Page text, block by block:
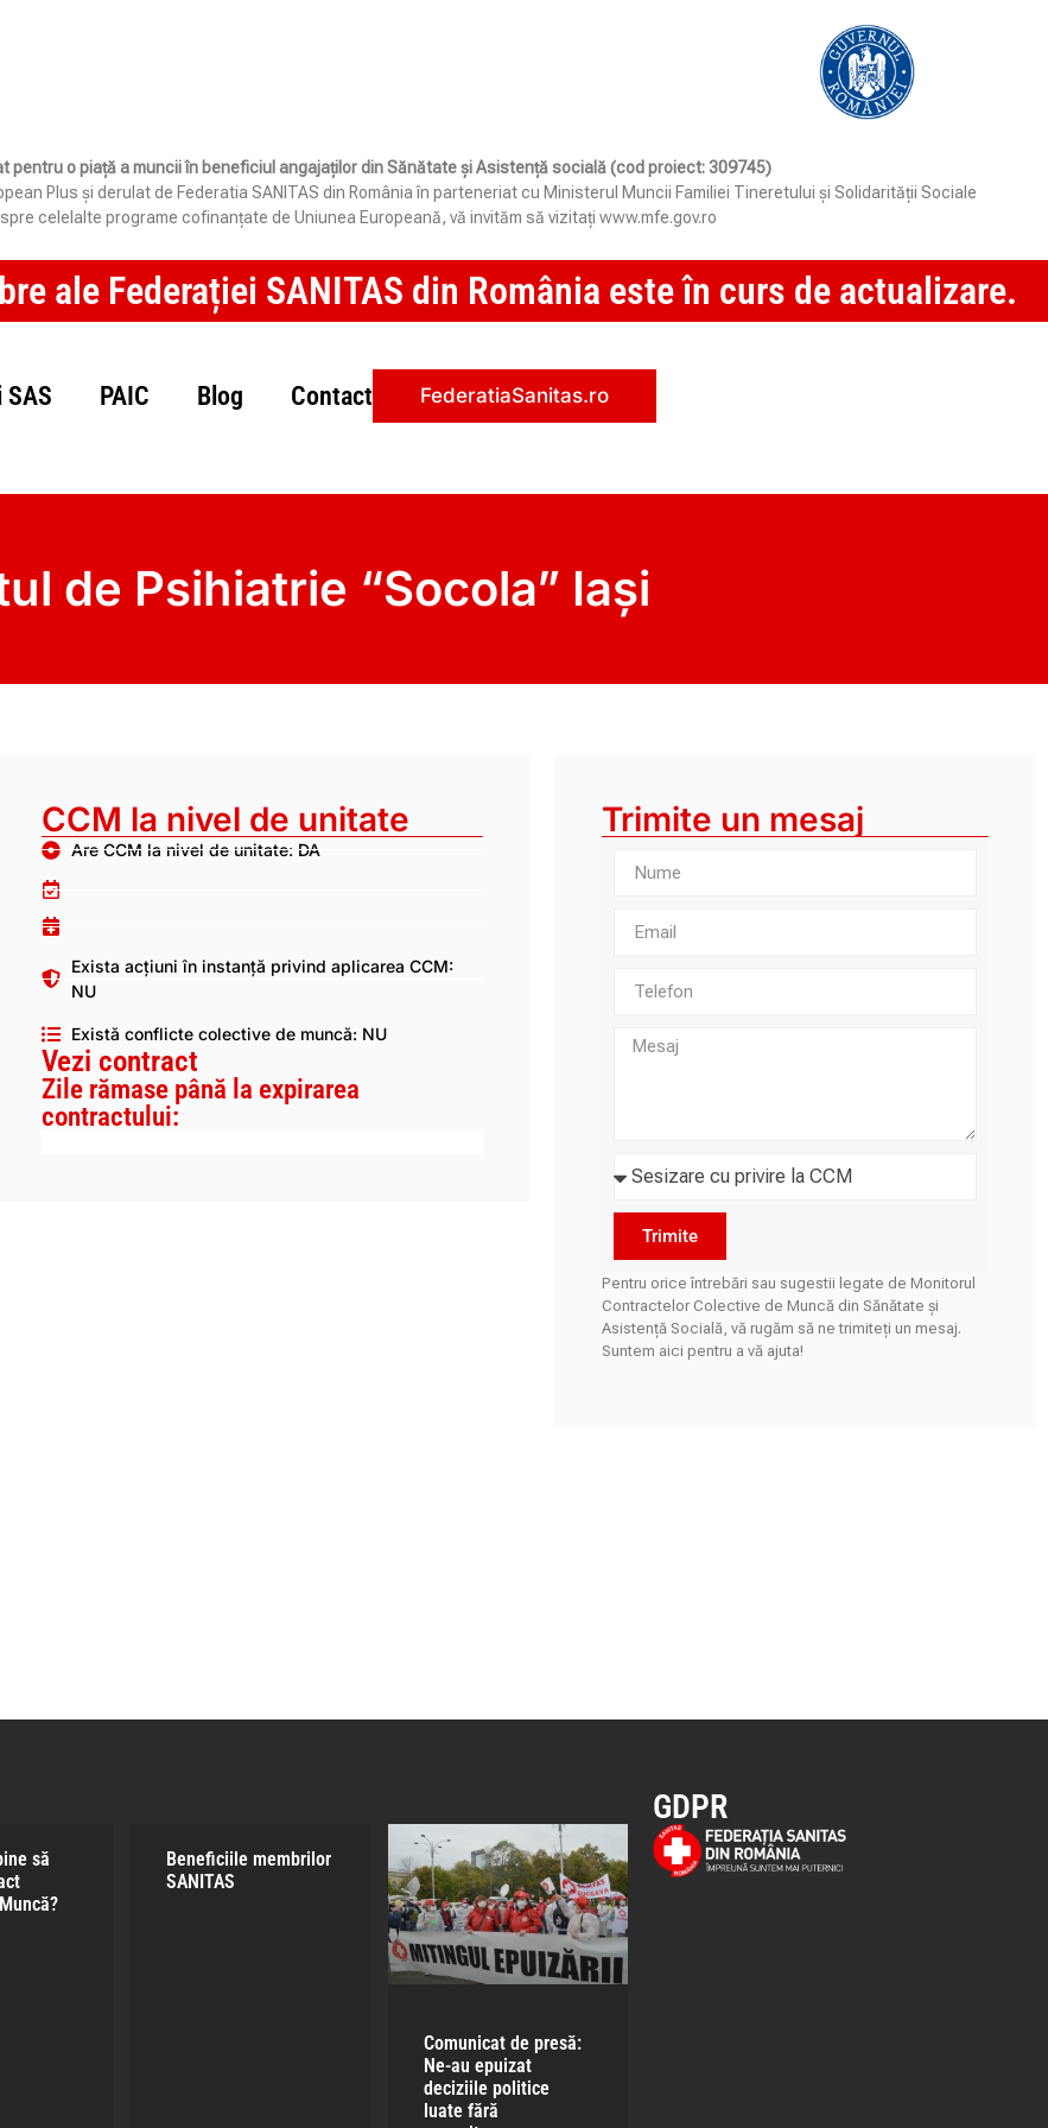
pentru o piață a muncii în beneficiul angajaților din Sănătate și Asistență socială (cod proiect: 309745)
Plus și derulat de Federatia SANITAS din România în parteneriat cu Ministerul Muncii Familiei Tineretului și Solidarității Sociale
celelalte programe cofinanțate de Uniunea Europeană, vă invităm să vizitați www.mfe.gov.ro
ale Federației SANITAS din România este în curs de actualizare.
PAIC Blog Contact FederatiaSanitas.ro
de Psihiatrie “Socola” Iași
CCM la nivel de unitate
Are CCM la nivel de unitate: DA
Exista acțiuni în instanță privind aplicarea CCM:
NU
Există conflicte colective de muncă: NU
Vezi contract
Zile rămase până la expirarea
contractului:
Trimite un mesaj
Trimite
Pentru orice întrebări sau sugestii legate de Monitorul
Contractelor Colective de Muncă din Sănătate și
Asistență Socială, vă rugăm să ne trimiteți un mesaj.
Suntem aici pentru a vă ajuta!
să
Beneficiile membrilor
SANITAS​
Comunicat de presă:
Ne-au epuizat
deciziile politice
luate fără
GDPR